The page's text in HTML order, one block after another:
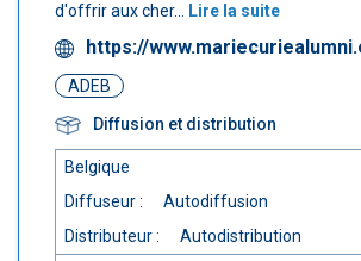
d'offrir aux cher...
Lire la suite
https://
ADEB
Diffusion et distribution
Belgique
Diffuseur :
Autodiffusion
Distributeur :
Autodistribution